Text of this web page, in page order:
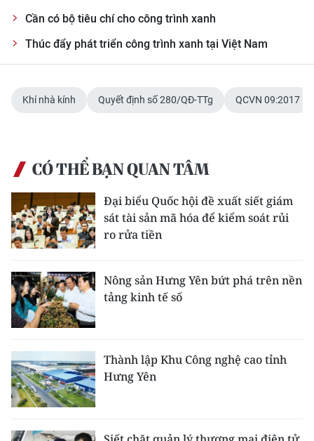
Cần có bộ tiêu chí cho công trình xanh
Thúc đẩy phát triển công trình xanh tại Việt Nam
Khí nhà kính Quyết định số 280/QĐ-TTg QCVN 09:2017
CÓ THỂ BẠN QUAN TÂM
Đại biểu Quốc hội đề xuất siết giám
sát tài sản mã hóa để kiểm soát rủi
ro rửa tiền
Nông sản Hưng Yên bứt phá trên nền
tảng kinh tế số
Thành lập Khu Công nghệ cao tỉnh
Hưng Yên